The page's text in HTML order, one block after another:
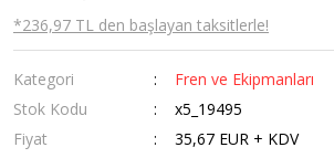
*236,97 TL den başlayan taksitlerle!
Kategori
Fren ve Ekipmanları
Stok Kodu
x5_19495
Fiyat
35,67 EUR + KDV